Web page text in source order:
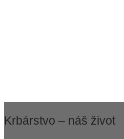
Krbárstvo – náš život